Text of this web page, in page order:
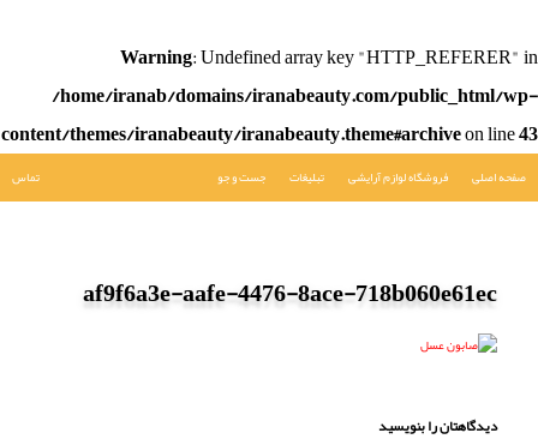
Warning: Undefined array key "HTTP_REFERER" in
/home/iranab/domains/iranabeauty.com/public_html/wp-
content/themes/iranabeauty/iranabeauty.theme#archiveon line43
صفحه اصلی فروشگاه لوازم آرایشی تبلیغات جست و جو تماس
af9f6a3e-aafe-4476-8ace-718b060e61ec
دیدگاهتان را بنویسید